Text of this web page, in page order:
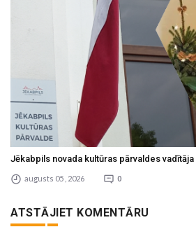
Jēkabpils novada kultūras pārvaldes
augusts 05 , 2026 0
ATSTĀJIET KOMENTĀRU